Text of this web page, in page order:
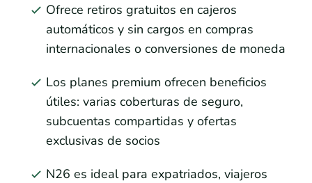
Ofrece retiros gratuitos en cajeros
automáticos y sin cargos en compras
internacionales o conversiones de moneda
Los planes premium ofrecen beneficios
útiles: varias coberturas de seguro,
subcuentas compartidas y ofertas
exclusivas de socios
N26 es ideal para expatriados, viajeros